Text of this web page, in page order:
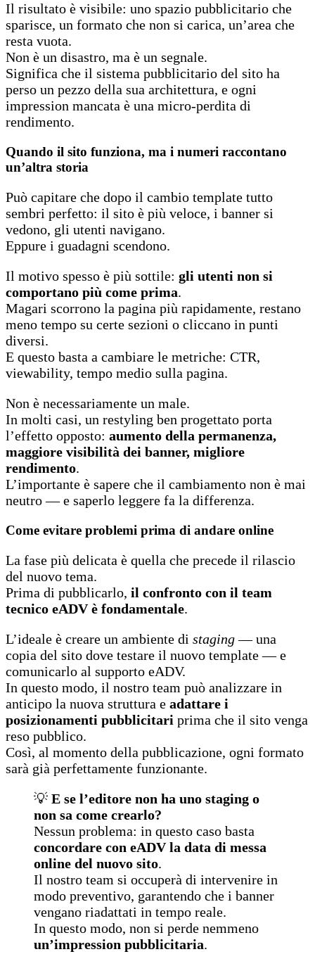
Il risultato è visibile: uno spazio pubblicitario che
sparisce, un formato che non si carica, un’area che
resta vuota.
Non è un disastro, ma è un segnale.
Significa che il sistema pubblicitario del sito ha
perso un pezzo della sua architettura, e ogni
impression mancata è una micro-perdita di
rendimento.
Quando il sito funziona, ma i numeri raccontano
un’altra storia
Può capitare che dopo il cambio template tutto
sembri perfetto: il sito è più veloce, i banner si
vedono, gli utenti navigano.
Eppure i guadagni scendono.
Il motivo spesso è più sottile: gli utenti non si
comportano più come prima.
Magari scorrono la pagina più rapidamente, restano
meno tempo su certe sezioni o cliccano in punti
diversi.
E questo basta a cambiare le metriche: CTR,
viewability, tempo medio sulla pagina.
Non è necessariamente un male.
In molti casi, un restyling ben progettato porta
l’effetto opposto: aumento della permanenza,
maggiore visibilità dei banner, migliore
rendimento.
L’importante è sapere che il cambiamento non è mai
neutro — e saperlo leggere fa la differenza.
Come evitare problemi prima di andare online
La fase più delicata è quella che precede il rilascio
del nuovo tema.
Prima di pubblicarlo, il confronto con il team
tecnico eADV è fondamentale.
L’ideale è creare un ambiente di staging— una
copia del sito dove testare il nuovo template — e
comunicarlo al supporto eADV.
In questo modo, il nostro team può analizzare in
anticipo la nuova struttura e adattare i
posizionamenti pubblicitari prima che il sito venga
reso pubblico.
Così, al momento della pubblicazione, ogni formato
sarà già perfettamente funzionante.
💡 E se l’editore non ha uno staging o
non sa come crearlo?
Nessun problema: in questo caso basta
concordare con eADV la data di messa
online del nuovo sito.
Il nostro team si occuperà di intervenire in
modo preventivo, garantendo che i banner
vengano riadattati in tempo reale.
In questo modo, non si perde nemmeno
un’impression pubblicitaria.